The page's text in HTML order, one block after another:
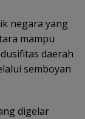
negara yang
mampu
daerah
semboyan
digelar